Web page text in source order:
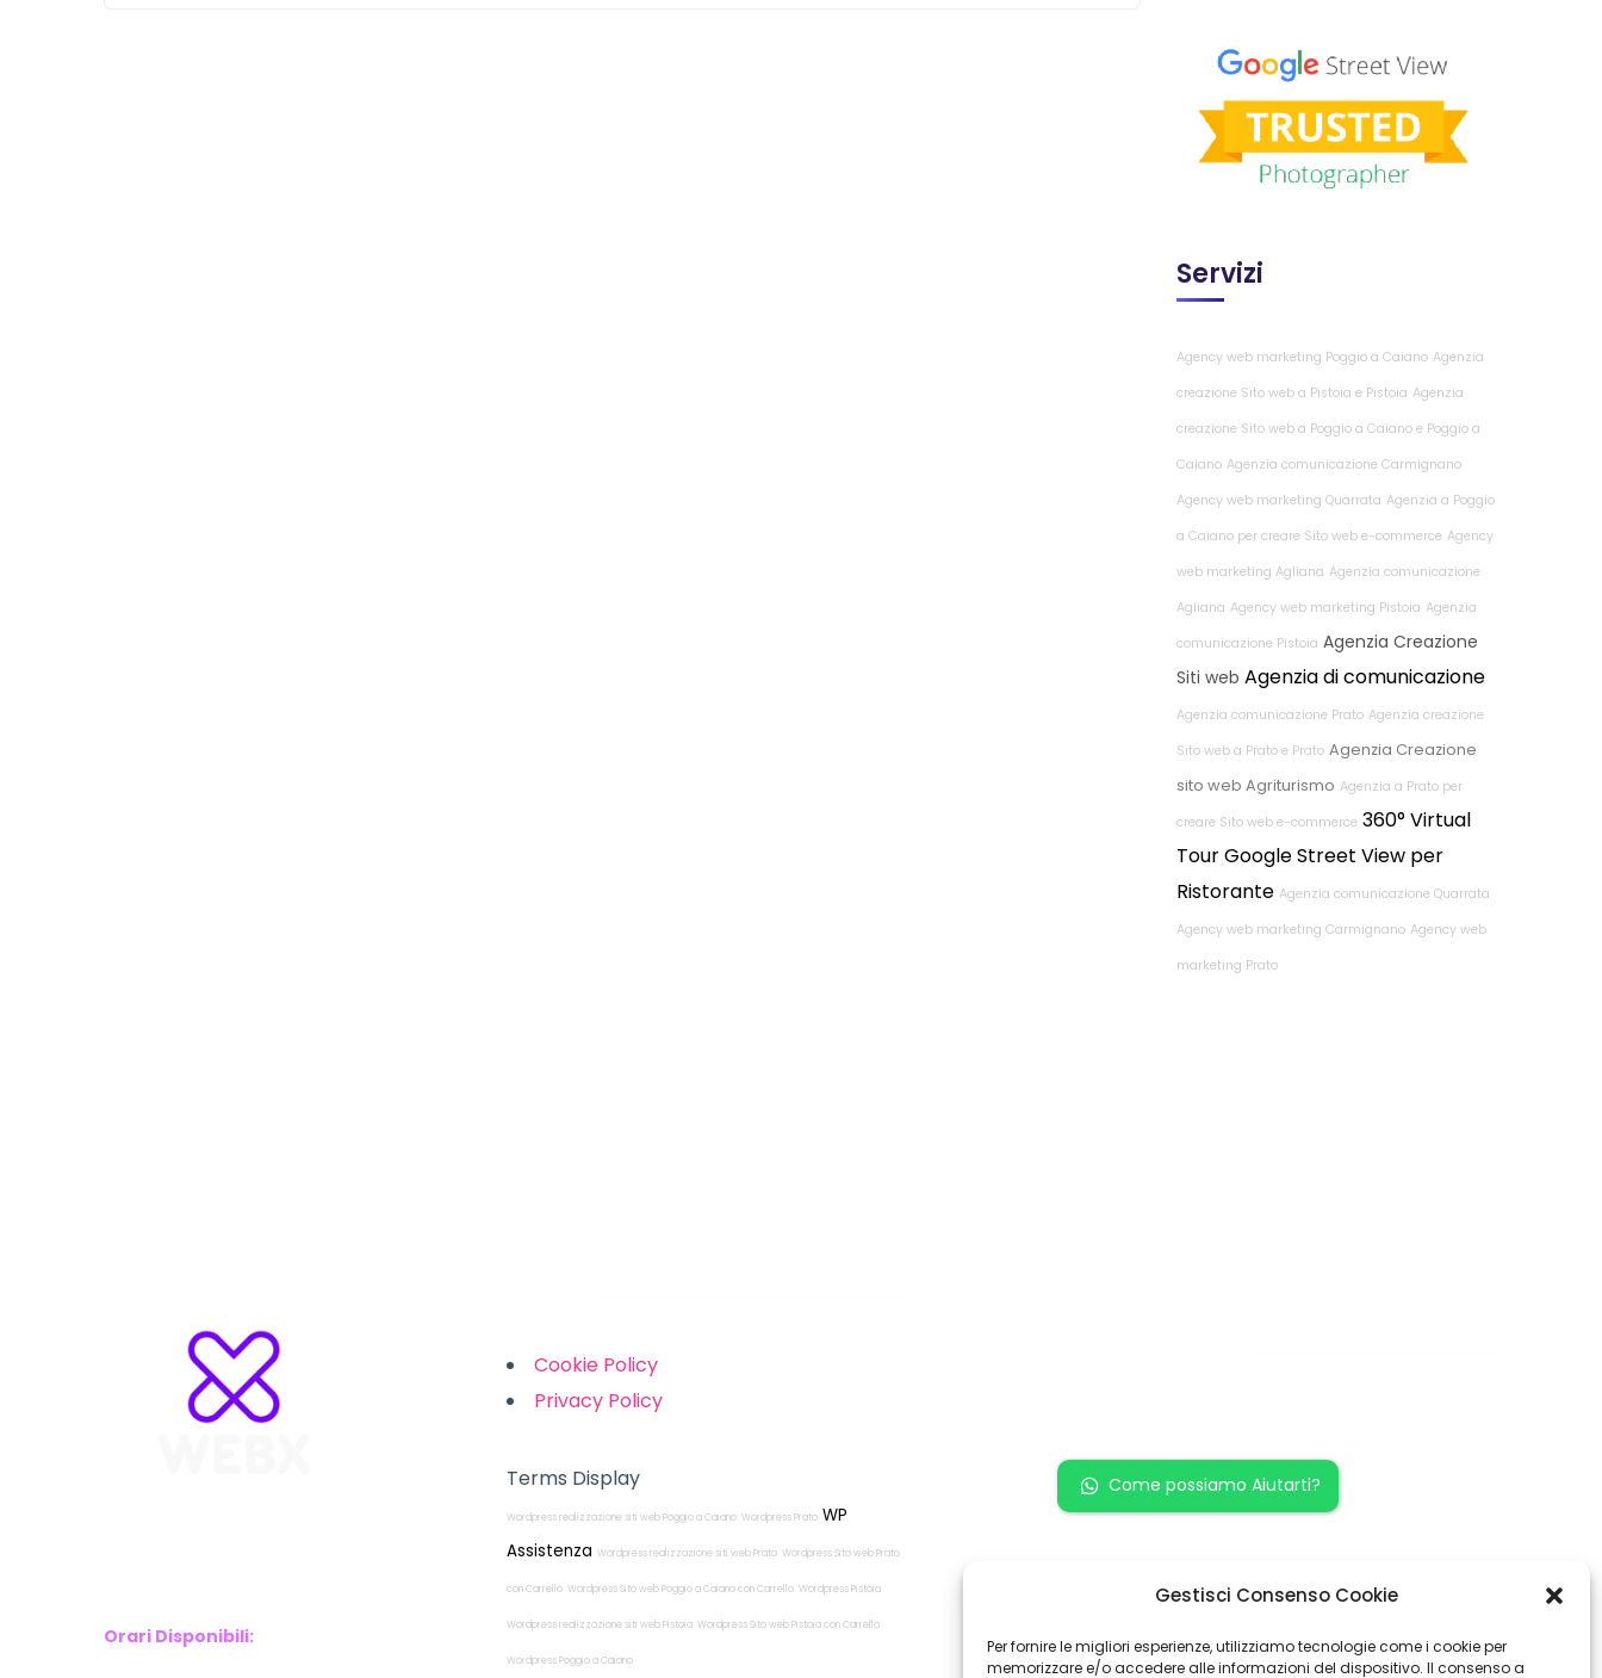
Gestisci Consenso Cookie
Per fornire le migliori esperienze, utilizziamo tecnologie come i cookie per
memorizzare e/o accedere alle informazioni del dispositivo. Il consenso a
Servizi
Agency web marketing Poggio a Caiano Agenzia
creazione Sito web a Pistoia e Pistoia Agenzia
creazione Sito web a Poggio a Caiano e Poggio a
Caiano Agenzia comunicazione Carmignano
Agency web marketing Quarrata Agenzia a Poggio
a Caiano per creare Sito web e-commerce Agency
web marketing Agliana Agenzia comunicazione
Agliana Agency web marketing Pistoia Agenzia
comunicazione Pistoia Agenzia Creazione
Siti web Agenzia di comunicazione
Agenzia comunicazione Prato Agenzia creazione
Sito web a Prato e Prato Agenzia Creazione
sito web Agriturismo Agenzia a Prato per
creare Sito web e-commerce 360° Virtual
Tour Google Street View per
Ristorante Agenzia comunicazione Quarrata
Agency web marketing Carmignano Agency web
marketing Prato
Orari Disponibili:
Cookie Policy
Privacy Policy
Terms Display
Wordpress realizzazione siti web Poggio a Caiano Wordpress Prato WP
Assistenza Wordpress realizzazione siti web Prato Wordpress Sito web Prato
con Carrello Wordpress Sito web Poggio a Caiano con Carrello Wordpress Pistoia
Wordpress realizzazione siti web Pistoia Wordpress Sito web Pistoia con Carrello
Wordpress Poggio a Caiano
Come possiamo Aiutarti?